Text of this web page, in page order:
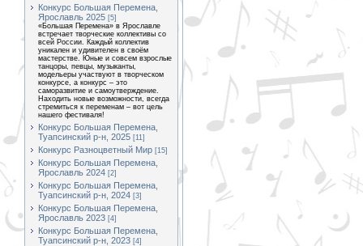
Конкурс Большая Перемена,
Ярославль 2025 [5]
«Большая Перемена» в Ярославле
встречает творческие коллективы со
всей России. Каждый коллектив
уникален и удивителен в своём
мастерстве. Юные и совсем взрослые
танцоры, певцы, музыканты,
модельеры участвуют в творческом
конкурсе, а конкурс – это
саморазвитие и самоутверждение.
Находить новые возможности, всегда
стремиться к переменам – вот цель
нашего фестиваля!
Конкурс Большая Перемена,
Туапсинский р-н, 2025 [11]
Конкурс Разноцветный Мир [15]
Конкурс Большая Перемена,
Ярославль 2024 [2]
Конкурс Большая Перемена,
Туапсинский р-н, 2024 [3]
Конкурс Большая Перемена,
Ярославль 2023 [4]
Конкурс Большая Перемена,
Туапсинский р-н, 2023 [4]